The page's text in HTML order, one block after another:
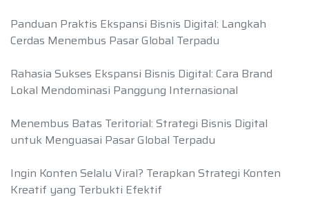
Panduan Praktis Ekspansi Bisnis Digital: Langkah
Cerdas Menembus Pasar Global Terpadu
Rahasia Sukses Ekspansi Bisnis Digital: Cara Brand
Lokal Mendominasi Panggung Internasional
Menembus Batas Teritorial: Strategi Bisnis Digital
untuk Menguasai Pasar Global Terpadu
Ingin Konten Selalu Viral? Terapkan Strategi Konten
Kreatif yang Terbukti Efektif